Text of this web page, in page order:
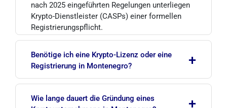
nach 2025 eingeführten Regelungen unterliegen
Krypto-Dienstleister (CASPs) einer formellen
Registrierungspflicht.
Benötige ich eine Krypto-Lizenz oder eine
Registrierung in Montenegro?
+
lautet der korrekte Begriff CASP-Registrierung.
Wie lange dauert die Gründung eines
+